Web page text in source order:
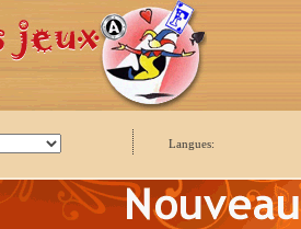
Langues: